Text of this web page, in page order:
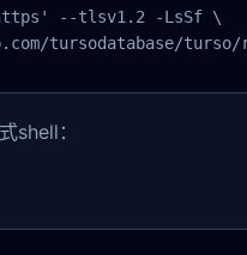
--tlsv1.2 -LsSf \
tursodatabase/
shell：